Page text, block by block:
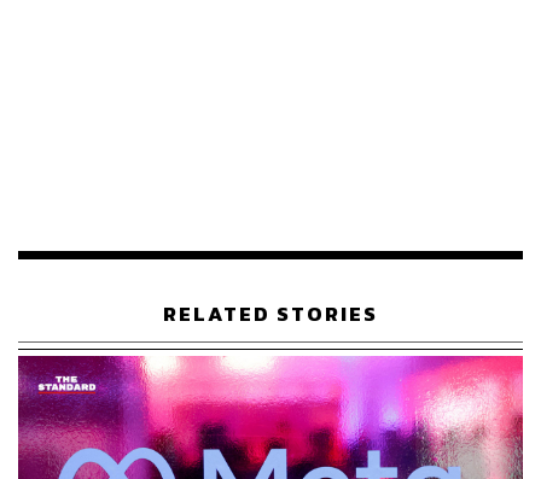
AI ทั้งสิ้น
McCrindle สำนักวิจัยด้านสังคมศาสตร์ ให้คำจำกัดความ
Gen Beta ว่าจะเป็นเด็กที่เกิดมาใน ‘ยุคแห่งความเปลี่ยนแปลง
ที่ไม่มีวันหยุดนิ่ง’ และภายในปี 2035 Gen นี้จะมีจำนวน
ประชากรคิดเป็น 16% ของประชากรโลก ซึ่งนับว่าเป็นส่วน
สำคัญที่จะขับเคลื่อนเศรษฐกิจและสังคมในอนาคตอย่างมาก
RELATED STORIES